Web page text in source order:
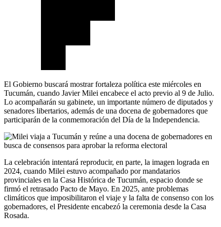
El Gobierno buscará mostrar fortaleza política este miércoles en
Tucumán, cuando Javier Milei encabece el acto previo al 9 de Julio.
Lo acompañarán su gabinete, un importante número de diputados y
senadores libertarios, además de una docena de gobernadores que
participarán de la conmemoración del Día de la Independencia.
La celebración intentará reproducir, en parte, la imagen lograda en
2024, cuando Milei estuvo acompañado por mandatarios
provinciales en la Casa Histórica de Tucumán, espacio donde se
firmó el retrasado Pacto de Mayo. En 2025, ante problemas
climáticos que imposibilitaron el viaje y la falta de consenso con los
gobernadores, el Presidente encabezó la ceremonia desde la Casa
Rosada.